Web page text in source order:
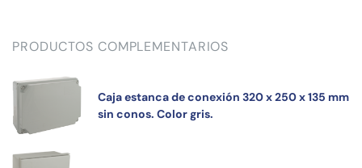
PRODUCTOS COMPLEMENTARIOS
Caja estanca de conexión 320 x 250 x 135 mm
sin conos. Color gris.